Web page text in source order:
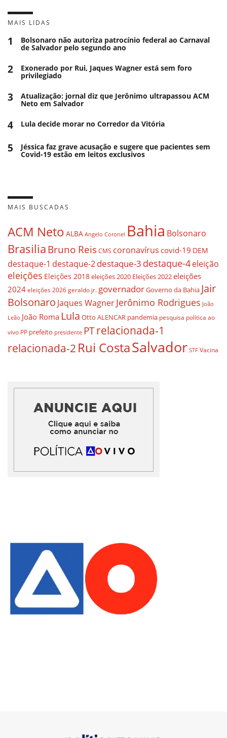
MAIS LIDAS
1 Bolsonaro não autoriza patrocínio federal ao Carnaval
de Salvador pelo segundo ano
2 Exonerado por Rui, Jaques Wagner está sem foro
privilegiado
3 Atualização: jornal diz que Jerônimo ultrapassou ACM
Neto em Salvador
4 Lula decide morar no Corredor da Vitória
5 Jéssica faz grave acusação e sugere que pacientes sem
Covid-19 estão em leitos exclusivos
MAIS BUSCADAS
ACM Neto ALBA Angelo Coronel Bahia Bolsonaro
BrasiliaBruno ReisCMS coronavírus covid-19 DEM
destaque-1 destaque-2destaque-3 destaque-4eleição
eleições Eleições 2018eleições 2020 Eleições 2022eleições
2024 eleições 2026 geraldo jr. governadorGoverno da Bahia Jair
Bolsonaro Jaques WagnerJerônimo Rodrigues João
Leão João Roma Lula Otto ALENCAR pandemia pesquisa política ao
vivo PP prefeito presidente PTrelacionada-1
relacionada-2 Rui CostaSalvador STF Vacina